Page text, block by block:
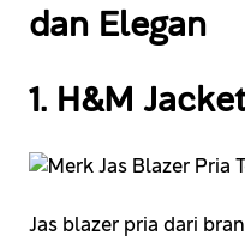
dan Elegan
1. H&M
Jas blazer pria dari